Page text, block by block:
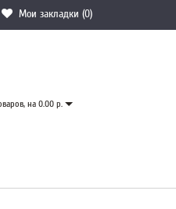
Мои закладки (0)
на 0.00 р.